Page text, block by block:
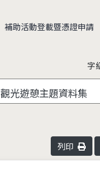
補助活動登載暨憑證申請
字
觀光遊憩主題資料集
列印